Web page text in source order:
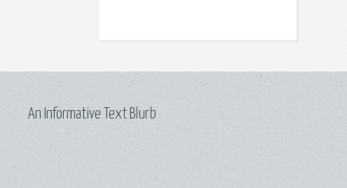
An Informative Text Blurb